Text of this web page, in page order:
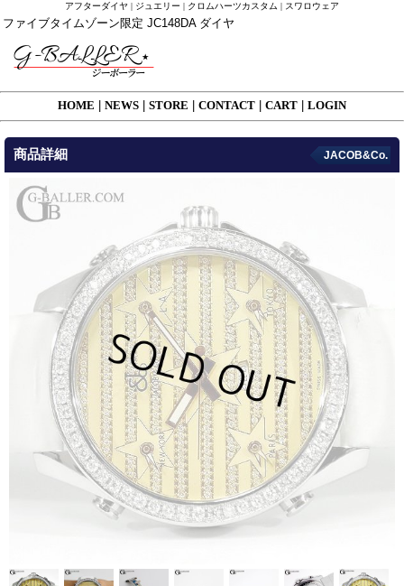
アフターダイヤ | ジュエリー | クロムハーツカスタム | スワロウェア
ファイブタイムゾーン限定 JC148DA ダイヤ
HOME NEWS STORE CONTACT CART LOGIN
商品詳細 JACOB&Co.